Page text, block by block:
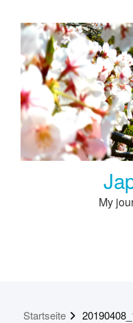
content
My
Startseite